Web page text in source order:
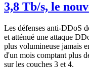
3,8 Tb/s, le
Les défenses anti-DDoS
et atténué une attaque
plus volumineuse jamais
d'un mois comptant plus
sur les couches 3 et 4.